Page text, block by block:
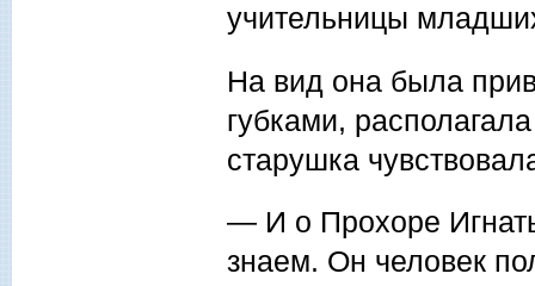
учительницы
На вид она была
губками,
старушка
— И о Прохоре
знаем. Он человек